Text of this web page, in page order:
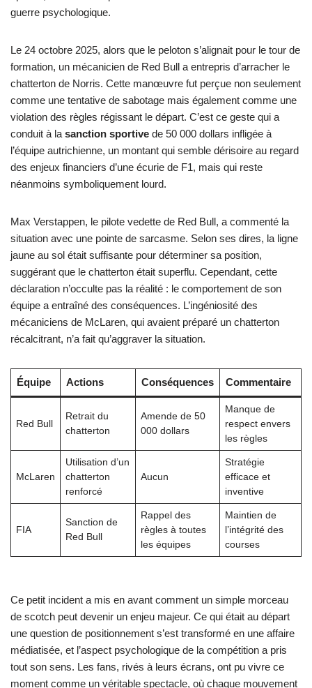
guerre psychologique.
Le 24 octobre 2025, alors que le peloton s’alignait pour le tour de
formation, un mécanicien de Red Bull a entrepris d’arracher le
chatterton de Norris. Cette manœuvre fut perçue non seulement
comme une tentative de sabotage mais également comme une
violation des règles régissant le départ. C’est ce geste qui a
conduit à la sanction sportive de 50 000 dollars infligée à
l’équipe autrichienne, un montant qui semble dérisoire au regard
des enjeux financiers d’une écurie de F1, mais qui reste
néanmoins symboliquement lourd.
Max Verstappen, le pilote vedette de Red Bull, a commenté la
situation avec une pointe de sarcasme. Selon ses dires, la ligne
jaune au sol était suffisante pour déterminer sa position,
suggérant que le chatterton était superflu. Cependant, cette
déclaration n’occulte pas la réalité : le comportement de son
équipe a entraîné des conséquences. L’ingéniosité des
mécaniciens de McLaren, qui avaient préparé un chatterton
récalcitrant, n’a fait qu’aggraver la situation.
Équipe Actions Conséquences Commentaire
Red Bull
Retrait du
chatterton
Amende de 50
000 dollars
Manque de
respect envers
les règles
McLaren
Utilisation d’un
chatterton
renforcé
Aucun
Stratégie
efficace et
inventive
FIA
Sanction de
Red Bull
Rappel des
règles à toutes
les équipes
Maintien de
l’intégrité des
courses
Ce petit incident a mis en avant comment un simple morceau
de scotch peut devenir un enjeu majeur. Ce qui était au départ
une question de positionnement s’est transformé en une affaire
médiatisée, et l’aspect psychologique de la compétition a pris
tout son sens. Les fans, rivés à leurs écrans, ont pu vivre ce
moment comme un véritable spectacle, où chaque mouvement